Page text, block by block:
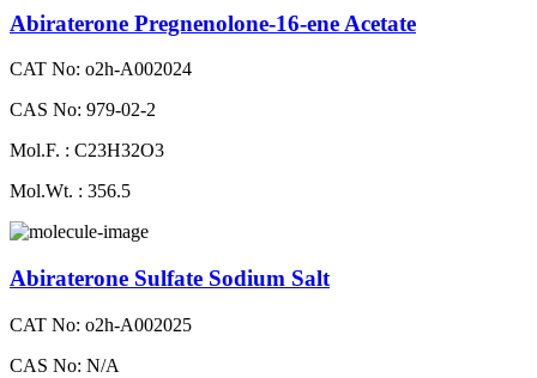
Abiraterone Pregnenolone-16-ene Acetate
CAT No: o2h-A002024
CAS No: 979-02-2
Mol.F. : C23H32O3
Mol.Wt. : 356.5
Abiraterone Sulfate Sodium Salt
CAT No: o2h-A002025
CAS No: N/A